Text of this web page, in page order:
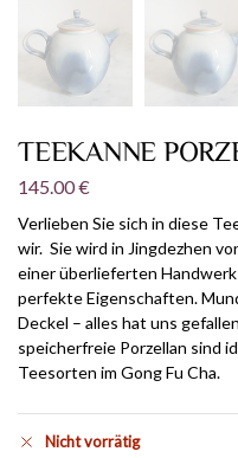
TEEKANNE
145.00€
Verlieben Sie sich in diese
wir. Sie wird in Jingdezhen
einer überlieferten
perfekte Eigenschaften.
Deckel – alles hat uns
speicherfreie Porzellan sind
Teesorten im Gong Fu Cha.
Nicht vorrätig